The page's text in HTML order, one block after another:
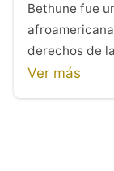
Bethune fue
derechos de
Ver más